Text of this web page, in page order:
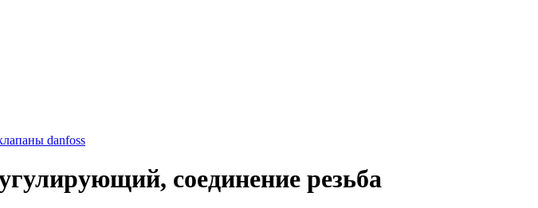
danfoss
соединение резьба